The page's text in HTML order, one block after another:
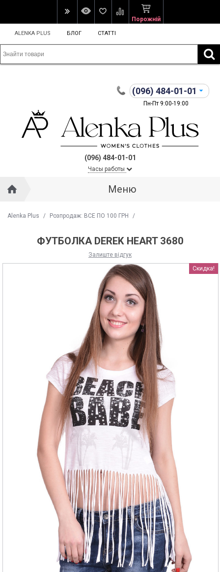
Порожній
ALENKA PLUS БЛОГ СТАТТІ
(096) 484-01-01
Пн-Пт 9:00-19:00
(096) 484-01-01
Часы работы
Меню
Alenka Plus / Розпродаж: ВСЕ ПО 100 ГРН /
ФУТБОЛКА DEREK HEART 3680
Залиште відгук
Скидка!